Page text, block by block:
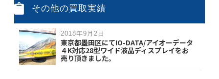
その他の買取実績
2018年9月2日
東京都墨田区にてIO-DATA/アイオーデータ
４K対応28型ワイド液晶ディスプレイをお
売り頂きました。